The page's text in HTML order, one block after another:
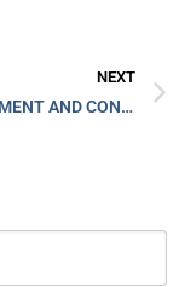
NEXT
“EMPOWERMENT AND CONSULTATION HARVEST 2025” di Denpasar, Bali Memotivasi Peserta yang Hadir untuk Mensukseskan Penuaian 2025